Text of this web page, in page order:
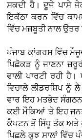
ਸਕਦੀ ਹੈ। ਦੂਜੇ ਪਾਸੇ
ਇਕੱਠਾ ਕਰਨ ਵਿੱਚ
ਵਿੱਚ ਮਜ਼ਬੂਤੀ ਨਾਲ ਉਤਰ
ਪੰਜਾਬ ਕਾਂਗਰਸ ਵਿੱਚ
ਪਿਛੋਕੜ ਨੂੰ ਜਾਣਨਾ
ਵਾਲੀ ਪਾਰਟੀ ਰਹੀ
ਵਿਚਾਲੇ ਲੀਡਰਸ਼ਿਪ
ਵਾਰ ਇਹ ਮਤਭੇਦ
ਕਈ ਮੌਕਿਆਂ 'ਤੇ ਇਹ
ਕੈਪਟਨ ਤੋਂ ਸਿੱਧੂ ਤੱਕ ਅਤੇ
ਪਿਛਲੇ ਕੁਝ ਸਾਲਾਂ ਵਿੱਚ